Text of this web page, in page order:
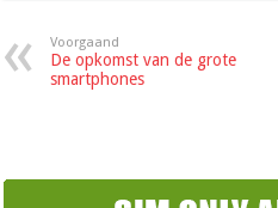
Voorgaand
De opkomst van de grote
smartphones